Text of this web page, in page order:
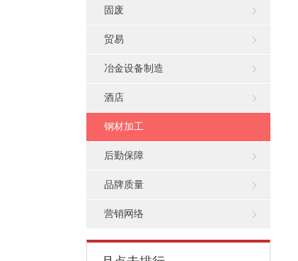
固废
贸易
冶金设备制造
酒店
钢材加工
后勤保障
品牌质量
营销网络